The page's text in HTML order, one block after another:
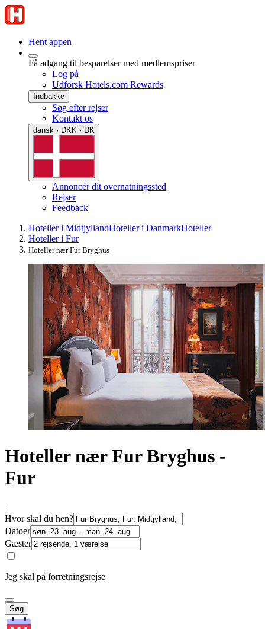
Hent appen
Få adgang til besparelser med medlemspriser
Log på
Udforsk Hotels.com Rewards
Indbakke
Søg efter rejser
Kontakt os
dansk · DKK · DK
Annoncér dit overnatningssted
Rejser
Feedback
Hoteller i MidtjyllandHoteller i DanmarkHoteller
Hoteller i Fur
Hoteller nær Fur Bryghus
Hoteller nær Fur Bryghus -
Fur
Hvor skal du hen?
Datoer
Gæster
Jeg skal på forretningsrejse
Søg